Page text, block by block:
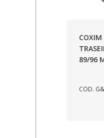
COXIM
89/96
COD.